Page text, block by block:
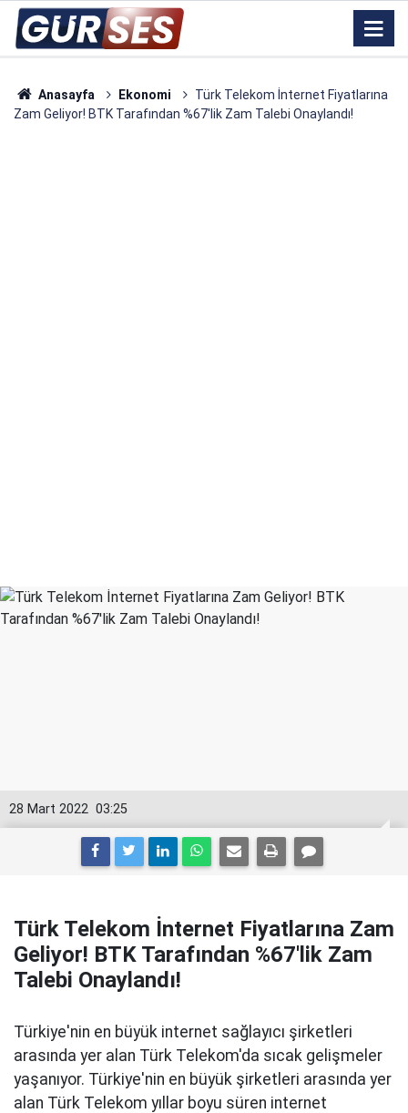
Anasayfa Ekonomi
Türk Telekom İnternet Fiyatlarına
Zam Geliyor! BTK Tarafından %67'lik Zam Talebi Onaylandı!
03:25
28 Mart 2022
Türk Telekom İnternet Fiyatlarına Zam
Geliyor! BTK Tarafından %67'lik Zam
Talebi Onaylandı!
Türkiye'nin en büyük internet sağlayıcı şirketleri
arasında yer alan Türk Telekom'da sıcak gelişmeler
yaşanıyor. Türkiye'nin en büyük şirketleri arasında yer
alan Türk Telekom yıllar boyu süren internet